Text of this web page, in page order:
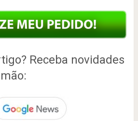
Receba novidades